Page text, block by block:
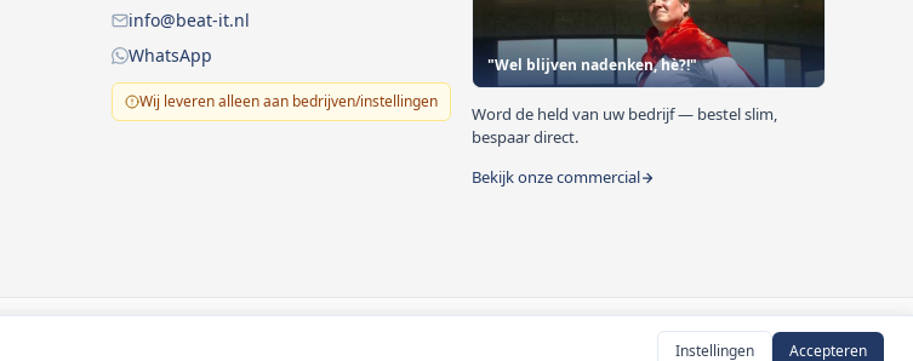
Instellingen Accepteren
info@beat-it.nl
WhatsApp
Wij leveren alleen aan bedrijven/instellingen
"Wel blijven nadenken, hè?!"
Word de held van uw bedrijf — bestel slim,
bespaar direct.
Bekijk onze commercial